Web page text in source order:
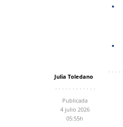
Julia Toledano
Publicada
4 julio 2026
05:55h